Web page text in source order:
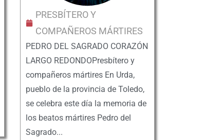
PRESBÍTERO Y
COMPAÑEROS MÁRTIRES
PEDRO DEL SAGRADO CORAZÓN
LARGO REDONDOPresbítero y
compañeros mártires En Urda,
pueblo de la provincia de Toledo,
se celebra este día la memoria de
los beatos mártires Pedro del
Sagrado...